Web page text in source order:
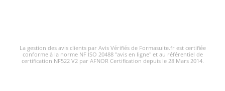
La gestion des avis clients par Avis Vérifiés de Formasuite.fr est certifiée
conforme à la norme NF ISO 20488 "avis en ligne" et au référentiel de
certification NF522 V2 par AFNOR Certification depuis le 28 Mars 2014.